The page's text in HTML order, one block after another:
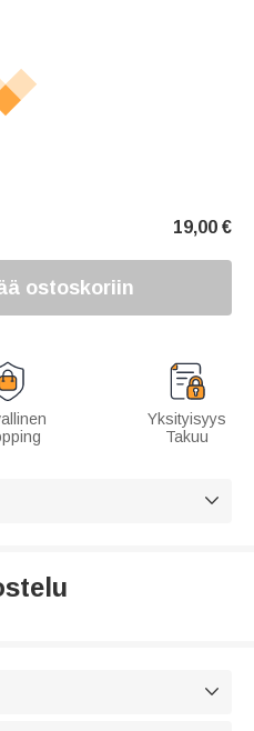
19,00 €
ostoskoriin
Yksityisyys
Takuu

